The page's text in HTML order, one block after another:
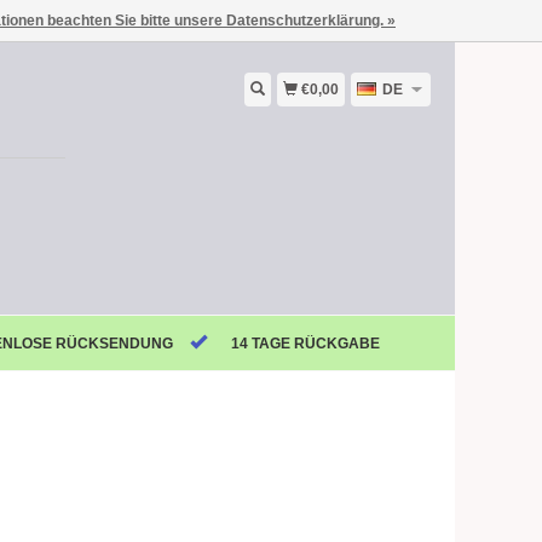
€0,00 DE
RÜCKSENDUNG 14 TAGE RÜCKGABE
beachten Sie bitte unsere Datenschutzerklärung. »